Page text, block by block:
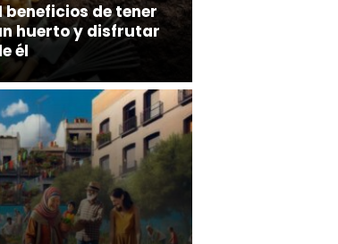
beneficios de tener
huerto y disfrutar
él